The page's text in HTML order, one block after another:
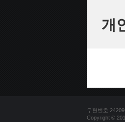
개
우편번호
Copyright ©